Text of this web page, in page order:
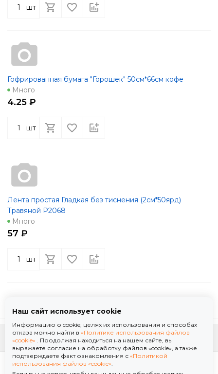
шт
Гофрированная бумага "Горошек" 50см*66см кофе
Много
4.25 ₽
шт
Лента простая Гладкая без тиснения (2см*50ярд)
Травяной Р2068
Много
57 ₽
шт
К началу страницы
Политика обработки персональных данных
Политика использования файлов «cookie»
Наш сайт использует cookie
Информацию о cookie, целях их использования и способах
отказа можно найти в «Политике использования файлов
«cookie» . Продолжая находиться на нашем сайте, вы
выражаете согласие на обработку файлов «cookie», а также
подтверждаете факт ознакомления с «Политикой
использования файлов «cookie».